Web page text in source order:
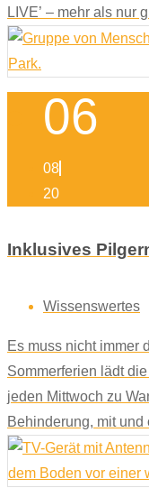
LIVE’ – mehr als nur
06
08
20
Inklusives
Wissenswertes
Es muss nicht immer
Sommerferien lädt
jeden Mittwoch zu
Behinderung, mit